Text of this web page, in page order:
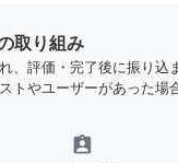
取り組み
、評価・完了後に振り込
トやユーザーがあった場
assignment_ind